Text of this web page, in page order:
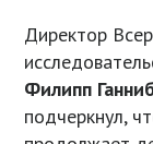
Директор
Филипп
подчеркнул,